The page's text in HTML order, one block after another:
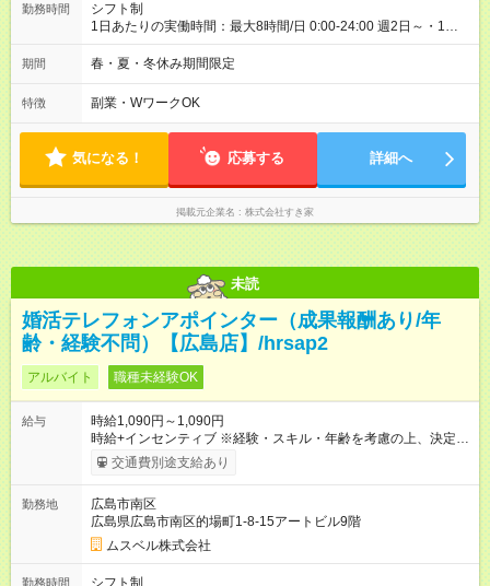
勤務時間
シフト制
1日あたりの実働時間：最大8時間/日 0:00-24:00 週2日～・1日
2h～OK ＜シフト例＞ 〇朝帯 5:00-9:00 〇昼帯 9:00-14:00 〇午
後帯 14:00-18:00 〇夜帯 18:00-22:00 〇深夜帯 22:00-翌5:00 基
ます♪
期間 春・夏・冬休み期間限定
特徴 副業・WワークOK
気になる！ 応募する 詳細へ
掲載元企業名 株式会社すき家
未読
婚活テレフォンアポインター（成果報酬あり/年
齢・経験不問）【広島店】/hrsap2
アルバイト 職種未経験OK
給与
時給1,090円～1,090円
時給+インセンティブ ※経験・スキル・年齢を考慮の上、決定し
ます。 《成果に応じたインセンティブ支給例》 テレアポ未経
験、入社5ヶ月目の女性パートさんが、時給に加えて、月7万円
果・貢献に応じた報酬制度が導入されています。 ※試用期間は3
ヶ月で、その間は有期契約です。そのほかの条件に変更はあり
ません。 【試用期間】試用期間あり 試用期間の長さ：2ヶ月
※ 雇用形態と給与に、本採用時と異なる部分があります。 雇用
形態：中途採用（契約社員） 給与：本採用時と同じです。 ※試
交通費別途支給あり
勤務地
広島市南区
広島県広島市南区的場町1-8-15アートビル9階
ムスベル株式会社
勤務時間 シフト制